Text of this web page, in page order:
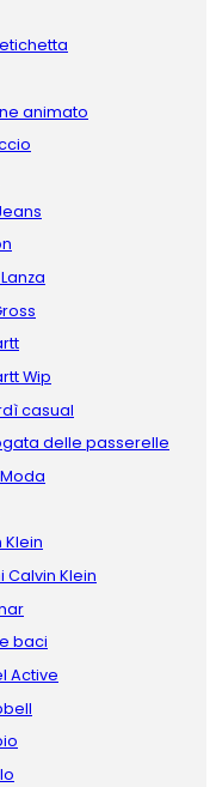
animato
Wip
casual
delle passerelle
Klein
Calvin Klein
baci
Active